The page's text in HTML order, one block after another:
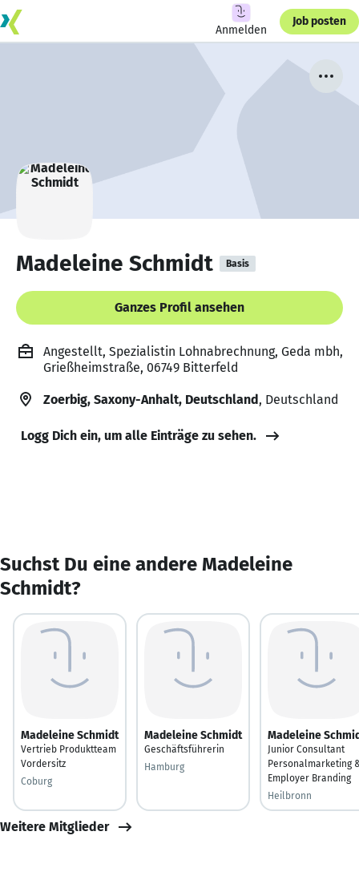
Anmelden
Job posten
Madeleine Schmidt Basis
Ganzes Profil ansehen
Angestellt, Spezialistin Lohnabrechnung, Geda mbh,
Grießheimstraße, 06749 Bitterfeld
Zoerbig, Saxony-Anhalt, Deutschland, Deutschland
Logg Dich ein, um alle Einträge zu sehen.
Suchst Du eine andere Madeleine
Schmidt?
Madeleine Schmidt
Vertrieb Produktteam
Vordersitz
Coburg
Madeleine Schmidt
Geschäftsführerin
Hamburg
Madeleine
Junior Consultant
Personalmarketing
Employer Branding
Heilbronn
Weitere Mitglieder